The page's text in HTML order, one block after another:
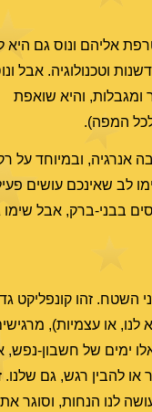
אליהם ונוס גם היא
וטכנולוגיה. אבל
ומגבלות, והיא שואפת
המפה).
אנרגיה, ובמיוחד על
לב שאינכם עושים
בבני-ברק, אבל
השטח. זהו קונפליקט
או עצמיות),
ימים של חשבון-נפש,
להבין רגש, גם שלנו.
לנו הנחות, וסוגר